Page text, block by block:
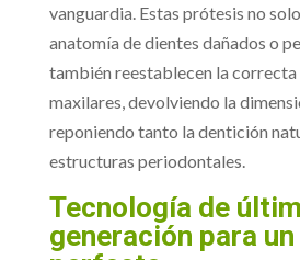
vanguardia. Estas prótesis no
anatomía de dientes dañados o
también reestablecen la
maxilares, devolviendo la
reponiendo tanto la dentición
estructuras periodontales.
Tecnología de
generación para